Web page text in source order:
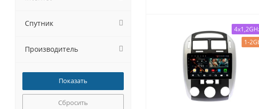
1-
Спутник
Производитель
Сбросить